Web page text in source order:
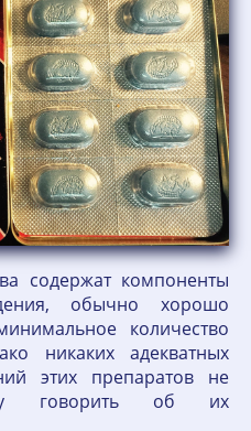
содержат компоненты
обычно хорошо
количество
никаких адекватных
этих препаратов не
говорить об их